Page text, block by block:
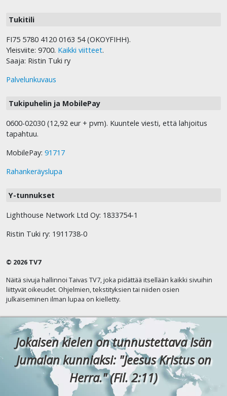
Tukitili
FI75 5780 4120 0163 54 (OKOYFIHH).
Yleisviite: 9700. Kaikki viitteet.
Saaja: Ristin Tuki ry
Palvelunkuvaus
Tukipuhelin ja MobilePay
0600-02030 (12,92 eur + pvm). Kuuntele viesti, että lahjoitus
tapahtuu.
MobilePay: 91717
Rahankeräyslupa
Y-tunnukset
Lighthouse Network Ltd Oy: 1833754-1
Ristin Tuki ry: 1911738-0
© 2026 TV7
Näitä sivuja hallinnoi Taivas TV7, joka pidättää itsellään kaikki sivuihin
liittyvät oikeudet. Ohjelmien, tekstityksien tai niiden osien
julkaiseminen ilman lupaa on kielletty.
Jokaisen kielen on tunnustettava Isän
Jumalan kunniaksi: "Jeesus Kristus on
Herra." (Fil. 2:11)